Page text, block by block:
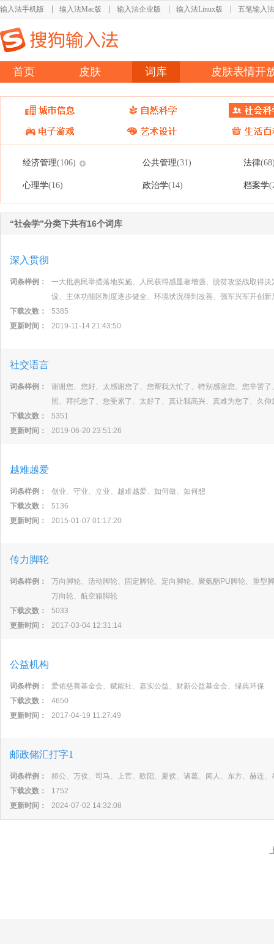
输入法手机版 输入法Mac版 输入法企业版 输入法Linux版 五笔输入法
首页 皮肤 词库 皮肤表情开
经济管理(106) 公共管理(31) 法律
心理学(16) 政治学(14) 档案学
“社会学”分类下共有16个词库
深入贯彻
词条样例：
一大批惠民举措落地实施、人民获得感显著增强、脱贫攻坚战取得
设、主体功能区制度逐步健全、环境状况得到改善、强军兴军开创
下载次数：
5385
更新时间：
2019-11-14 21:43:50
社交语言
词条样例：
谢谢您、您好、太感谢您了、您帮我大忙了、特别感谢您、您辛苦
照、拜托您了、您受累了、太好了、真让我高兴、真难为您了、久仰
下载次数：
5351
更新时间：
2019-06-20 23:51:26
越难越爱
词条样例：
创业、守业、立业、越难越爱、如何做、如何想
下载次数：
5136
更新时间：
2015-01-07 01:17:20
传力脚轮
词条样例：
万向脚轮、活动脚轮、固定脚轮、定向脚轮、聚氨酯PU脚轮、重型
万向轮、航空箱脚轮
下载次数：
5033
更新时间：
2017-03-04 12:31:14
公益机构
词条样例：
爱佑慈善基金会、赋能社、嘉实公益、财新公益基金会、绿典环保
下载次数：
4650
更新时间：
2017-04-19 11:27:49
邮政储汇打字1
词条样例：
桓公、万俟、司马、上官、欧阳、夏侯、诸葛、闻人、东方、赫连
下载次数：
1752
更新时间：
2024-07-02 14:32:08